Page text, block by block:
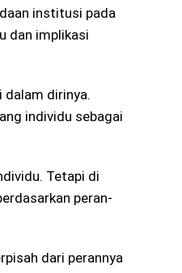
institusi pada
dan implikasi
dalam dirinya.
individu sebagai
Tetapi di
peran-
dari perannya